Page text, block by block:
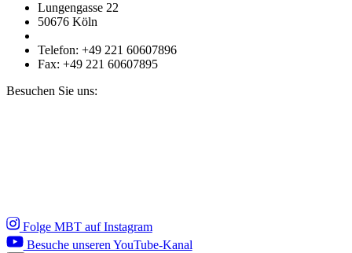
Lungengasse 22
50676 Köln
Telefon: +49 221 60607896
Fax: +49 221 60607895
Besuchen Sie uns:
Folge MBT auf Instagram
Besuche unseren YouTube-Kanal